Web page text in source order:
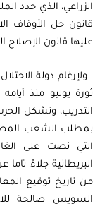
الزراعي، الذي حدد
قانون حل الأوقاف
عليها قانون الإصلاح
ولإرغام دولة
ثورة يوليو منذ
التدريب، وتشكل
البريطانية جلاءً
من تاريخ توقيع
السويس صالحة